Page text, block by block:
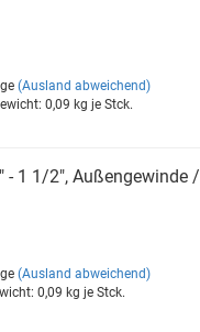
(Ausland abweichend)
0,09 kg je Stck.
- 1 1/2", Au­ßen­ge­win­de
(Ausland abweichend)
0,09 kg je Stck.